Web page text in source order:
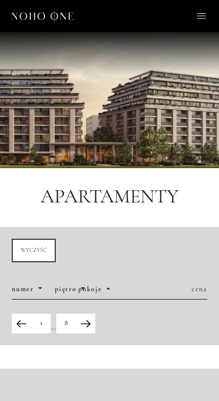
O NOHO ONE
LIFESTYLE
APARTAMENTY
O NAS
KONTAKT
APARTAMENTY
WYCZYŚĆ
numer piętro pokoje cena
1
…
8